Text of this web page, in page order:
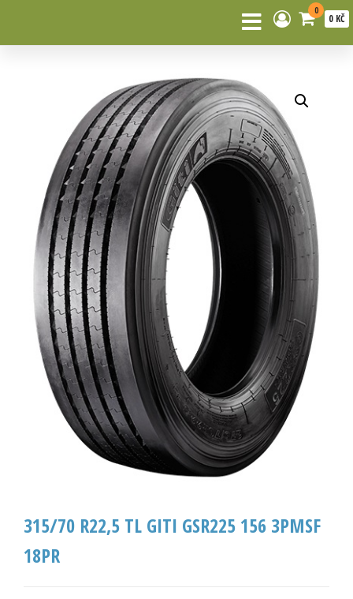
0
0 KČ
315/70 R22,5 TL GITI GSR225 156 3PMSF
18PR